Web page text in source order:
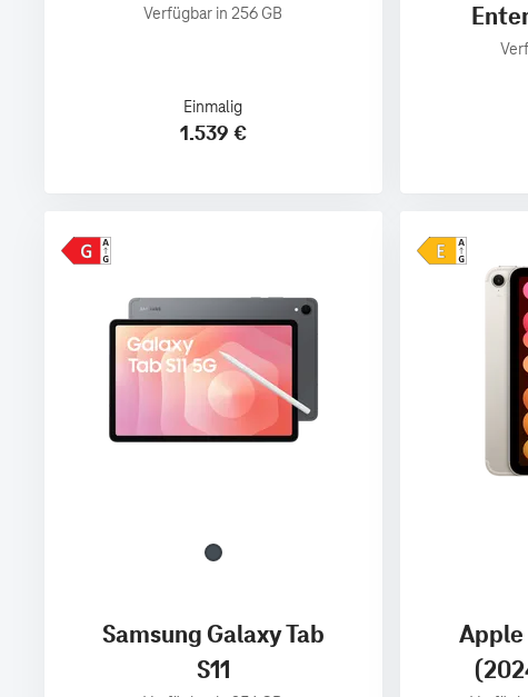
Verfügbar in 256 GB
Einmalig
1.539 €
Samsung Galaxy Tab
S11
Apple